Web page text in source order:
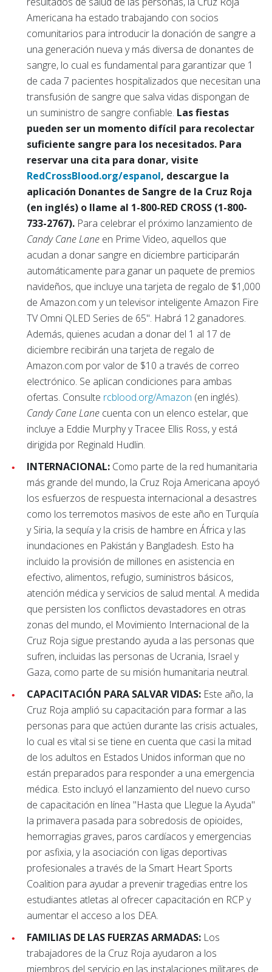
Americana ha estado trabajando con socios
comunitarios para introducir la donación de sangre a
una generación nueva y más diversa de donantes de
sangre, lo cual es fundamental para garantizar que 1
de cada 7 pacientes hospitalizados que necesitan una
transfusión de sangre que salva vidas dispongan de
un suministro de sangre confiable. Las fiestas
pueden ser un momento difícil para recolectar
suficiente sangre para los necesitados. Para
reservar una cita para donar, visite
RedCrossBlood.org/espanol, descargue la
aplicación Donantes de Sangre de la Cruz Roja
(en inglés) o llame al 1-800-RED CROSS (1-800-
733-2767). Para celebrar el próximo lanzamiento de
Candy Cane Lane en Prime Video, aquellos que
acudan a donar sangre en diciembre participarán
automáticamente para ganar un paquete de premios
navideños, que incluye una tarjeta de regalo de $1,000
de Amazon.com y un televisor inteligente Amazon Fire
TV Omni QLED Series de 65". Habrá 12 ganadores.
Además, quienes acudan a donar del 1 al 17 de
diciembre recibirán una tarjeta de regalo de
Amazon.com por valor de $10 a través de correo
electrónico. Se aplican condiciones para ambas
ofertas. Consulte rcblood.org/Amazon (en inglés).
Candy Cane Lane cuenta con un elenco estelar, que
incluye a Eddie Murphy y Tracee Ellis Ross, y está
dirigida por Reginald Hudlin.
INTERNACIONAL: Como parte de la red humanitaria
más grande del mundo, la Cruz Roja Americana apoyó
los esfuerzos de respuesta internacional a desastres
como los terremotos masivos de este año en Turquía
y Siria, la sequía y la crisis de hambre en África y las
inundaciones en Pakistán y Bangladesh. Esto ha
incluido la provisión de millones en asistencia en
efectivo, alimentos, refugio, suministros básicos,
atención médica y servicios de salud mental. A medida
que persisten los conflictos devastadores en otras
zonas del mundo, el Movimiento Internacional de la
Cruz Roja sigue prestando ayuda a las personas que
sufren, incluidas las personas de Ucrania, Israel y
Gaza, como parte de su misión humanitaria neutral.
CAPACITACIÓN PARA SALVAR VIDAS: Este año, la
Cruz Roja amplió su capacitación para formar a las
personas para que actúen durante las crisis actuales,
lo cual es vital si se tiene en cuenta que casi la mitad
de los adultos en Estados Unidos informan que no
están preparados para responder a una emergencia
médica. Esto incluyó el lanzamiento del nuevo curso
de capacitación en línea "Hasta que Llegue la Ayuda"
la primavera pasada para sobredosis de opioides,
hemorragias graves, paros cardíacos y emergencias
por asfixia, y la asociación con ligas deportivas
profesionales a través de la Smart Heart Sports
Coalition para ayudar a prevenir tragedias entre los
estudiantes atletas al ofrecer capacitación en RCP y
aumentar el acceso a los DEA.
FAMILIAS DE LAS FUERZAS ARMADAS: Los
trabajadores de la Cruz Roja ayudaron a los
miembros del servicio en las instalaciones militares de